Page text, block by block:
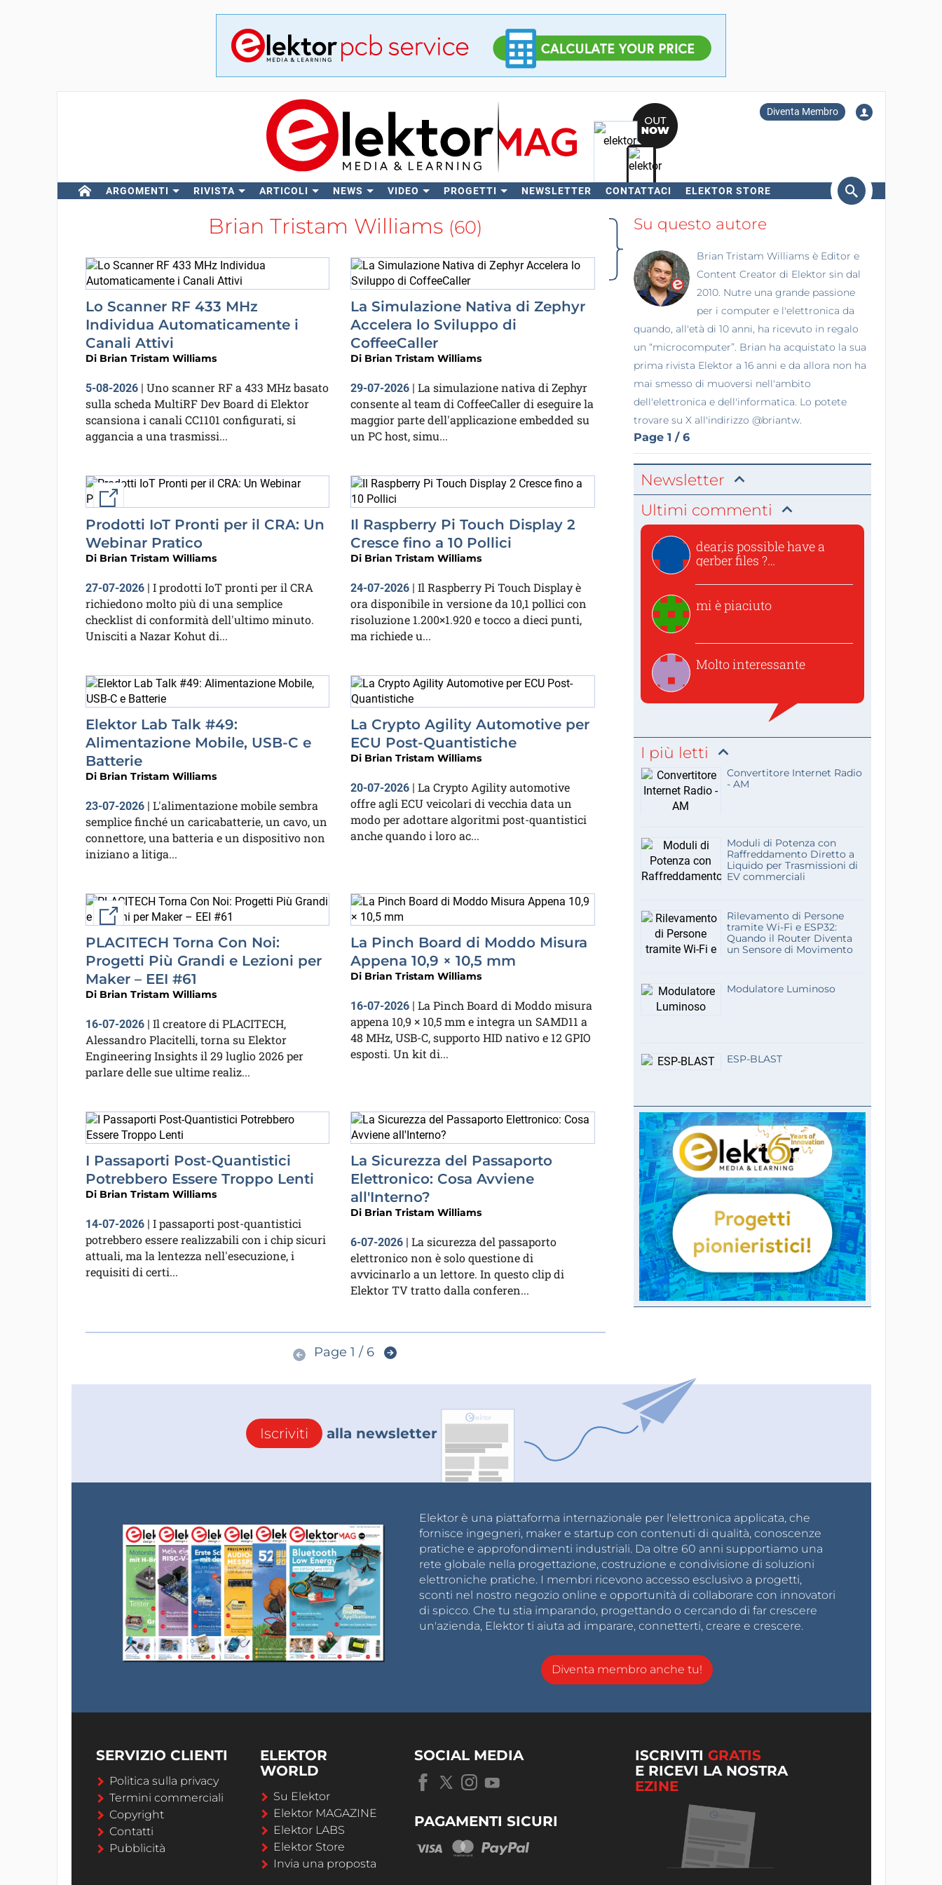
Diventa Membro
ARGOMENTI RIVISTA ARTICOLI NEWS VIDEO PROGETTI NEWSLETTER CONTATTACI ELEKTOR STORE
Cerca
Brian Tristam Williams (60)
Lo Scanner RF 433 MHz
Individua Automaticamente i
Canali Attivi
Di Brian Tristam Williams
5-08-2026| Uno scanner RF a 433 MHz basato
sulla scheda MultiRF Dev Board di Elektor
scansiona i canali CC1101 configurati, si
aggancia a una trasmissi...
La Simulazione Nativa di Zephyr
Accelera lo Sviluppo di
CoffeeCaller
Di Brian Tristam Williams
29-07-2026 | La simulazione nativa di Zephyr
consente al team di CoffeeCaller di eseguire la
maggior parte dell'applicazione embedded su
un PC host, simu...
Prodotti IoT Pronti per il CRA: Un
Webinar Pratico
Di Brian Tristam Williams
27-07-2026| I prodotti IoT pronti per il CRA
richiedono molto più di una semplice
checklist di conformità dell'ultimo minuto.
Unisciti a Nazar Kohut di...
Il Raspberry Pi Touch Display 2
Cresce fino a 10 Pollici
Di Brian Tristam Williams
24-07-2026 | Il Raspberry Pi Touch Display è
ora disponibile in versione da 10,1 pollici con
risoluzione 1.200×1.920 e tocco a dieci punti,
ma richiede u...
Elektor Lab Talk #49:
Alimentazione Mobile, USB-C e
Batterie
Di Brian Tristam Williams
23-07-2026| L'alimentazione mobile sembra
semplice finché un caricabatterie, un cavo, un
connettore, una batteria e un dispositivo non
iniziano a litiga...
La Crypto Agility Automotive per
ECU Post-Quantistiche
Di Brian Tristam Williams
20-07-2026 | La Crypto Agility automotive
offre agli ECU veicolari di vecchia data un
modo per adottare algoritmi post-quantistici
anche quando i loro ac...
Link esterno
PLACITECH Torna Con Noi:
Progetti Più Grandi e Lezioni per
Maker – EEI #61
Di Brian Tristam Williams
16-07-2026| Il creatore di PLACITECH,
Alessandro Placitelli, torna su Elektor
Engineering Insights il 29 luglio 2026 per
parlare delle sue ultime realiz...
La Pinch Board di Moddo Misura
Appena 10,9 × 10,5 mm
Di Brian Tristam Williams
16-07-2026 | La Pinch Board di Moddo misura
appena 10,9 × 10,5 mm e integra un SAMD11 a
48 MHz, USB-C, supporto HID nativo e 12 GPIO
esposti. Un kit di...
I Passaporti Post-Quantistici
Potrebbero Essere Troppo Lenti
Di Brian Tristam Williams
14-07-2026| I passaporti post-quantistici
potrebbero essere realizzabili con i chip sicuri
attuali, ma la lentezza nell'esecuzione, i
requisiti di certi...
La Sicurezza del Passaporto
Elettronico: Cosa Avviene
all'Interno?
Di Brian Tristam Williams
6-07-2026 | La sicurezza del passaporto
elettronico non è solo questione di
avvicinarlo a un lettore. In questo clip di
Elektor TV tratto dalla conferen...
Page 1 / 6
Su questo autore
Brian Tristam Williams è Editor e
Content Creator di Elektor sin dal
2010. Nutre una grande passione
per i computer e l'elettronica da
quando, all'età di 10 anni, ha ricevuto in regalo
un “microcomputer”. Brian ha acquistato la sua
prima rivista Elektor a 16 anni e da allora non ha
mai smesso di muoversi nell'ambito
dell'elettronica e dell'informatica. Lo potete
trovare su X all'indirizzo @briantw.
Page 1 / 6
Newsletter
Ultimi commenti
dear,is possible have a
gerber files ?
mi è piaciuto
Molto interessante
I più letti
Convertitore Internet Radio
- AM
Moduli di Potenza con
Raffreddamento Diretto a
Liquido per Trasmissioni di
EV commerciali
Rilevamento di Persone
tramite Wi-Fi e ESP32:
Quando il Router Diventa
un Sensore di Movimento
Modulatore Luminoso
ESP-BLAST
Iscriviti alla newsletter
Elektor è una piattaforma internazionale per l'elettronica applicata, che
fornisce ingegneri, maker e startup con contenuti di qualità, conoscenze
pratiche e approfondimenti industriali. Da oltre 60 anni supportiamo una
rete globale nella progettazione, costruzione e condivisione di soluzioni
elettroniche pratiche. I membri ricevono accesso esclusivo a progetti,
sconti nel nostro negozio online e opportunità di collaborare con innovatori
di spicco. Che tu stia imparando, progettando o cercando di far crescere
un'azienda, Elektor ti aiuta ad imparare, connetterti, creare e crescere.
Diventa membro anche tu!
SERVIZIO CLIENTI
Politica sulla privacy
Termini commerciali
Copyright
Contatti
Pubblicità
ELEKTOR
WORLD
Su Elektor
Elektor MAGAZINE
Elektor LABS
Elektor Store
Invia una proposta
SOCIAL MEDIA
PAGAMENTI SICURI
ISCRIVITIGRATIS
E RICEVI LA NOSTRA
EZINE